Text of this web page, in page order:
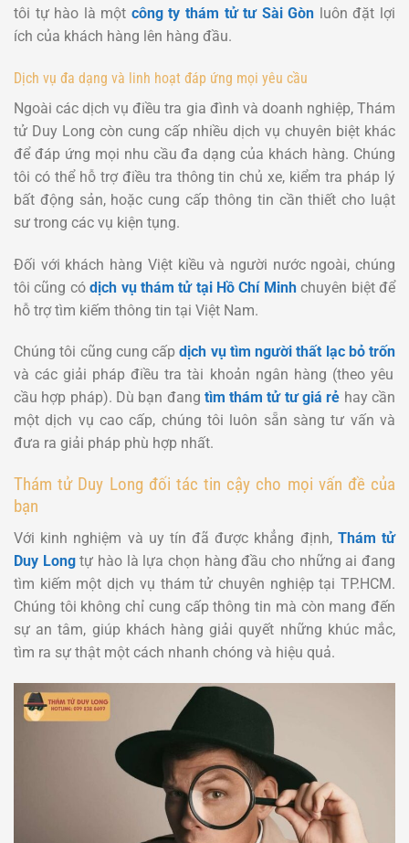
tôi tự hào là một công ty thám tử tư Sài Gòn luôn đặt lợi
ích của khách hàng lên hàng đầu.
Dịch vụ đa dạng và linh hoạt đáp ứng mọi yêu cầu
Ngoài các dịch vụ điều tra gia đình và doanh nghiệp, Thám
tử Duy Long còn cung cấp nhiều dịch vụ chuyên biệt khác
để đáp ứng mọi nhu cầu đa dạng của khách hàng. Chúng
tôi có thể hỗ trợ điều tra thông tin chủ xe, kiểm tra pháp lý
bất động sản, hoặc cung cấp thông tin cần thiết cho luật
sư trong các vụ kiện tụng.
Đối với khách hàng Việt kiều và người nước ngoài, chúng
tôi cũng códịch vụ thám tử tại Hồ Chí Minhchuyên biệt để
hỗ trợ tìm kiếm thông tin tại Việt Nam.
Chúng tôi cũng cung cấpdịch vụ tìm người thất lạc bỏ trốn
và các giải pháp điều tra tài khoản ngân hàng (theo yêu
cầu hợp pháp). Dù bạn đang tìm thám tử tư giá rẻ hay cần
một dịch vụ cao cấp, chúng tôi luôn sẵn sàng tư vấn và
đưa ra giải pháp phù hợp nhất.
Thám tử Duy Long đối tác tin cậy cho mọi vấn đề của
bạn
Với kinh nghiệm và uy tín đã được khẳng định, Thám tử
Duy Longtự hào là lựa chọn hàng đầu cho những ai đang
tìm kiếm một dịch vụ thám tử chuyên nghiệp tại TP.HCM.
Chúng tôi không chỉ cung cấp thông tin mà còn mang đến
sự an tâm, giúp khách hàng giải quyết những khúc mắc,
tìm ra sự thật một cách nhanh chóng và hiệu quả.